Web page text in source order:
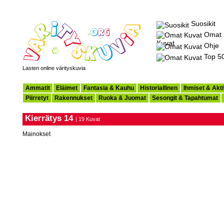
Lasten online värityskuvia
Suosikit
Omat
Kuvat
Ohje
Top
Ammatit Eläimet Fantasia & Kauhu Historiallinen
Ihmiset &
Piirretyt
Rakennukset Ruoka & Juomat Sesongit & Tapahtumat
Kierrätys 14 | 19 Kuvat
Mainokset